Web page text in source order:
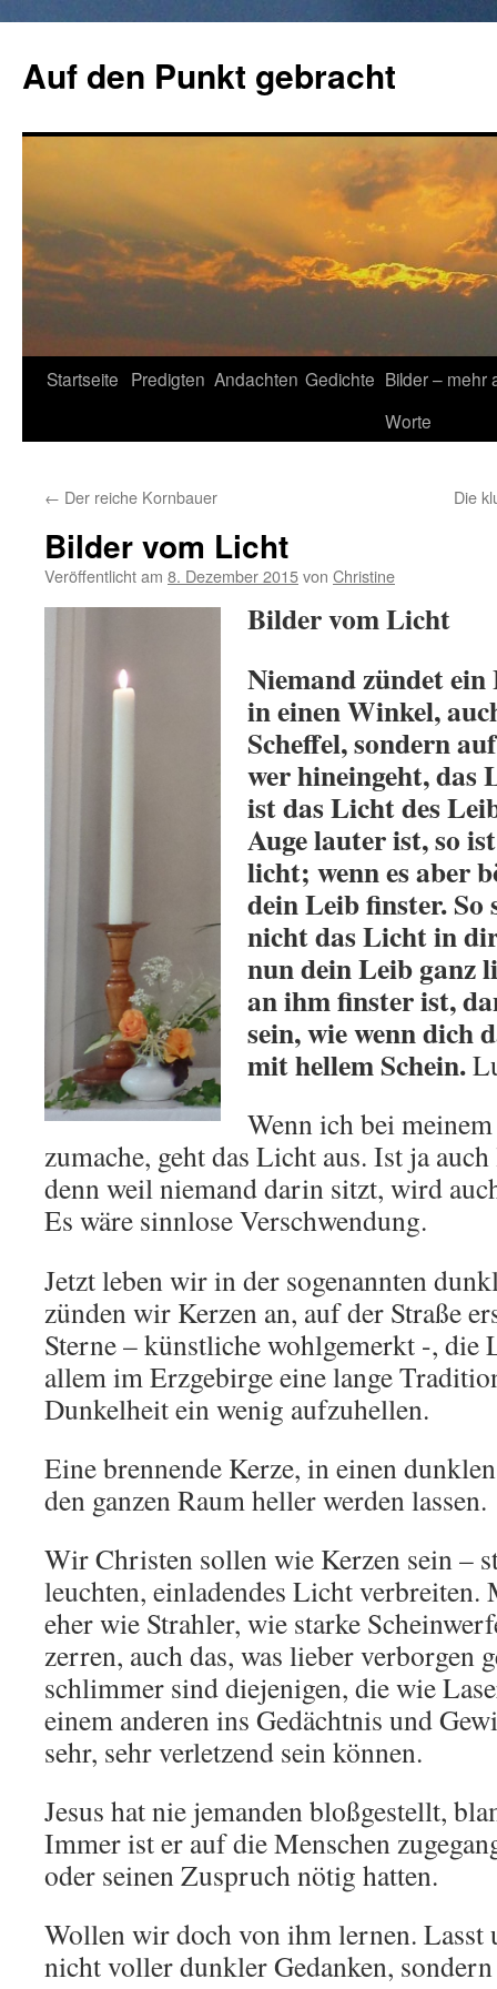
springen
Auf den Punkt gebracht
Startseite Predigten Andachten Gedichte Bilder – mehr
Worte
← Der reiche Kornbauer Die
Bilder vom Licht
Veröffentlicht am 8. Dezember 2015von Christine
Bilder vom Licht
Niemand zündet
in einen Winkel,
Scheffel, sondern
wer hineingeht, das
ist das Licht des
Auge lauter ist, so
licht; wenn es aber
dein Leib finster. So
nicht das Licht in
nun dein Leib ganz
an ihm finster ist,
sein, wie wenn dich
mit hellem Schein.
Wenn ich bei
zumache, geht das Licht aus. Ist ja
denn weil niemand darin sitzt, wird
Es wäre sinnlose Verschwendung.
Jetzt leben wir in der sogenannten
zünden wir Kerzen an, auf der Straße
Sterne – künstliche wohlgemerkt -, die
allem im Erzgebirge eine lange
Dunkelheit ein wenig aufzuhellen.
Eine brennende Kerze, in einen
den ganzen Raum heller werden lassen.
Wir Christen sollen wie Kerzen sein –
leuchten, einladendes Licht verbreiten.
eher wie Strahler, wie starke
zerren, auch das, was lieber verborgen
schlimmer sind diejenigen, die wie
einem anderen ins Gedächtnis und
sehr, sehr verletzend sein können.
Jesus hat nie jemanden bloßgestellt,
Immer ist er auf die Menschen
oder seinen Zuspruch nötig hatten.
Wollen wir doch von ihm lernen. Lasst
nicht voller dunkler Gedanken,